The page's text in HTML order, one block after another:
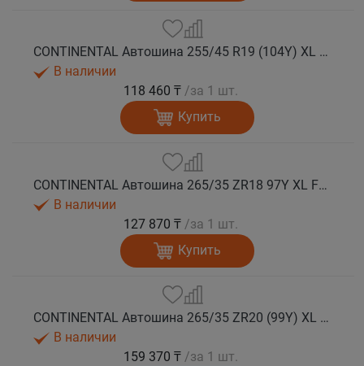
CONTINENTAL Автошина 255/45 R19 (104Y) XL FR SportContact 7 лето
В наличии
118 460 ₸ /за 1 шт.
Купить
CONTINENTAL Автошина 265/35 ZR18 97Y XL FR SportContact 7 лето
В наличии
127 870 ₸ /за 1 шт.
Купить
CONTINENTAL Автошина 265/35 ZR20 (99Y) XL FR SportContact 7 лето
В наличии
159 370 ₸ /за 1 шт.